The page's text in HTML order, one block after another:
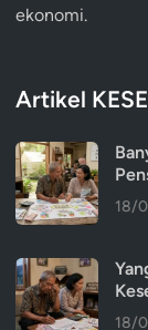
ekonomi.
Artikel
18/
18/